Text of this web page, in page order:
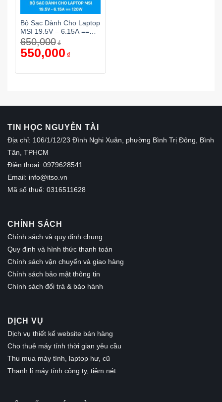
Bộ Sạc Dành Cho Laptop
MSI 19.5V – 6.15A ==
120W
650,000 ₫
Giá
gốc
550,000 ₫hiện
550,000₫.
TIN HỌC NGUYỄN TÀI
Địa chỉ: 106/1/12/23 Đình Nghi Xuân, phường Bình Trị Đông, Bình
Tân, TPHCM
Điện thoại: 0979628541
Email: info@itso.vn
Mã số thuế: 0316511628
CHÍNH SÁCH
Chính sách và quy định chung
Quy định và hình thức thanh toán
Chính sách vận chuyển và giao hàng
Chính sách bảo mật thông tin
Chính sách đổi trả & bảo hành
DỊCH VỤ
Dịch vụ thiết kế website bán hàng
Cho thuê máy tính thời gian yêu cầu
Thu mua máy tính, laptop hư, cũ
Thanh lí máy tính công ty, tiệm nét